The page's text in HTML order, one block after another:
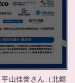
山佳誉さん（北郷